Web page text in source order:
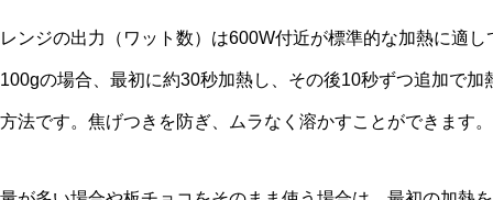
レンジの出力（ワット数）は600W付近が標準的な加熱に適
100gの場合、最初に約30秒加熱し、その後10秒ずつ追加で
方法です。焦げつきを防ぎ、ムラなく溶かすことができます。